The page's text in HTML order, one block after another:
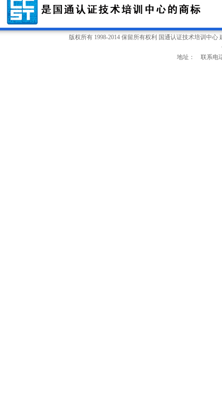
版权所有 1998-2014 保留所有权利 国通认证技术培训中
地址： 联系电